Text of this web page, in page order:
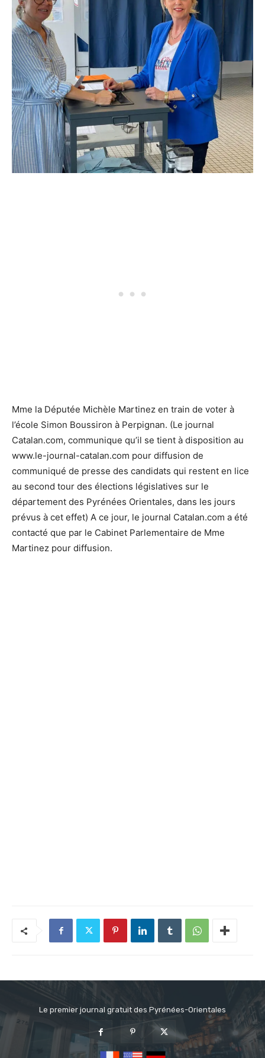
Mme la Députée Michèle Martinez en train de voter à
l’école Simon Boussiron à Perpignan. (Le journal
Catalan.com, communique qu’il se tient à disposition au
www.le-journal-catalan.com pour diffusion de
communiqué de presse des candidats qui restent en lice
au second tour des élections législatives sur le
département des Pyrénées Orientales, dans les jours
prévus à cet effet) A ce jour, le journal Catalan.com a été
contacté que par le Cabinet Parlementaire de Mme
Martinez pour diffusion.
Le premier journal gratuit des Pyrénées-Orientales